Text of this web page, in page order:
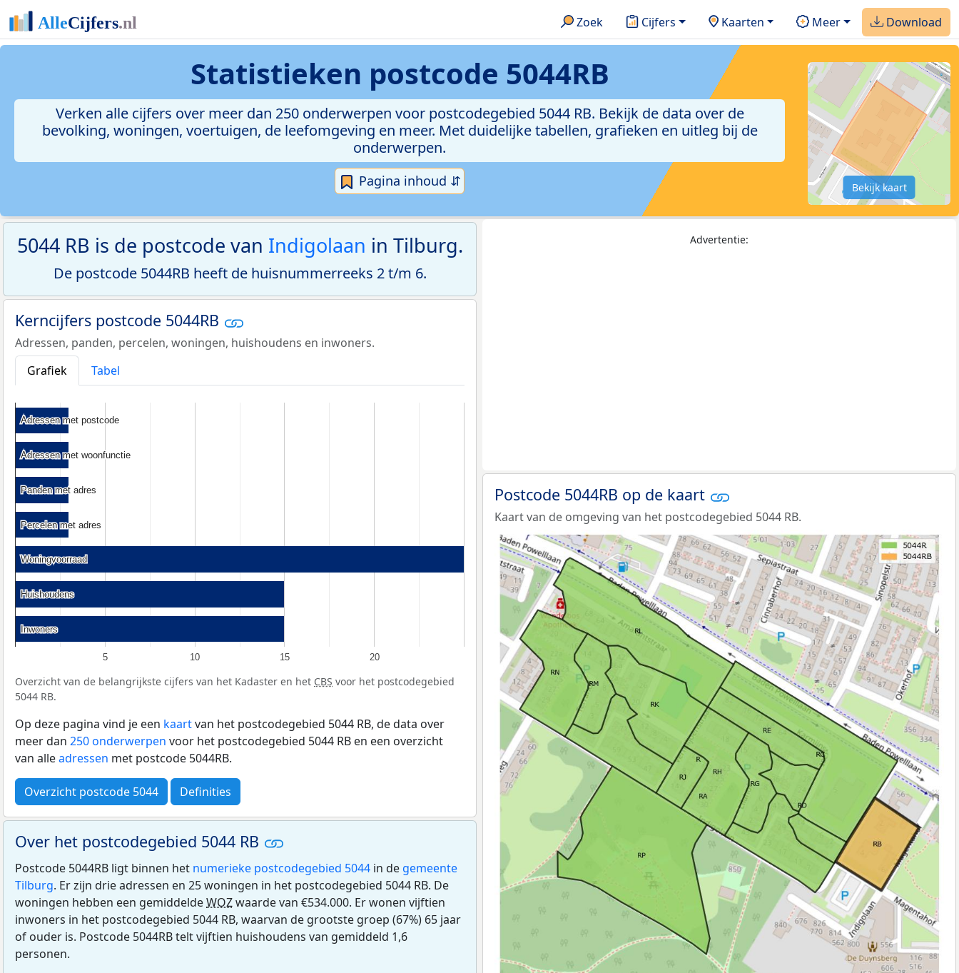
Zoek Cijfers Kaarten Meer Download
Statistieken postcode 5044RB
Verken alle cijfers over meer dan 250 onderwerpen voor postcodegebied 5044 RB. Bekijk de data over de
bevolking, woningen, voertuigen, de leefomgeving en meer. Met duidelijke tabellen, grafieken en uitleg bij de
onderwerpen.
Pagina inhoud ⇵ Bekijk kaart
5044 RB is de postcode van Indigolaan in Tilburg.
De postcode 5044RB heeft de huisnummerreeks 2 t/m 6.
Kerncijfers postcode 5044RB
Adressen, panden, percelen, woningen, huishoudens en inwoners.
Grafiek
Tabel
5 10 15 20
Adressen met postcode
Adressen met postcode
Adressen met woonfunctie
Adressen met woonfunctie
Panden met adres
Panden met adres
Percelen met adres
Percelen met adres
Woningvoorraad
Woningvoorraad
Huishoudens
Huishoudens
Inwoners
Inwoners
Overzicht van de belangrijkste cijfers van het Kadaster en het CBS voor het postcodegebied
5044 RB.
Op deze pagina vind je een kaartvan het postcodegebied 5044 RB, de data over
meer dan 250 onderwerpen voor het postcodegebied 5044 RB en een overzicht
van alleadressen met postcode 5044RB.
Overzicht postcode 5044 Definities
Over het postcodegebied 5044 RB
Postcode 5044RB ligt binnen het numerieke postcodegebied 5044 in de gemeente
Tilburg. Er zijn drie adressen en 25 woningen in het postcodegebied 5044 RB. De
woningen hebben een gemiddeldeWOZwaarde van €534.000. Er wonen vijftien
inwoners in het postcodegebied 5044 RB, waarvan de grootste groep (67%) 65 jaar
of ouder is. Postcode 5044RB telt vijftien huishoudens van gemiddeld 1,6
personen.
Advertentie:
Postcode 5044RB op de kaart
Kaart van de omgeving van het postcodegebied 5044 RB.